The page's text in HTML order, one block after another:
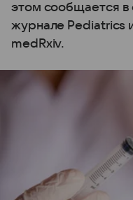
этом сообщается в
журнале Pediatrics
medRxiv.